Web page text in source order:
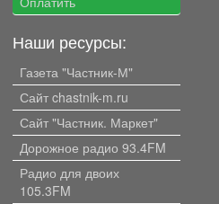
баня,
На
уголь
всех
к
Наши ресурсы:
Газета "Частник-М"
Сайт chastnik-m.ru
Сайт "Частник. Маркет"
Дорожное радио 93.4FM
Радио для двоих
105.3FM